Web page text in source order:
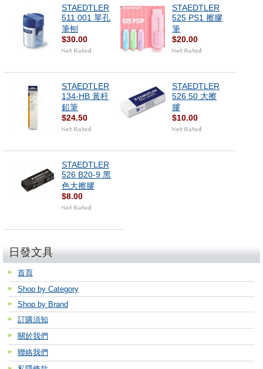
STAEDTLER
511 001 單孔
筆刨
$30.00
STAEDTLER
525 PS1 擦膠
筆
$20.00
STAEDTLER
134-HB 黃杆
鉛筆
$24.50
STAEDTLER
526 50 大擦
膠
$10.00
STAEDTLER
526 B20-9 黑
色大擦膠
$8.00
日發文具
首頁
Shop by Category
Shop by Brand
訂購須知
關於我們
聯絡我們